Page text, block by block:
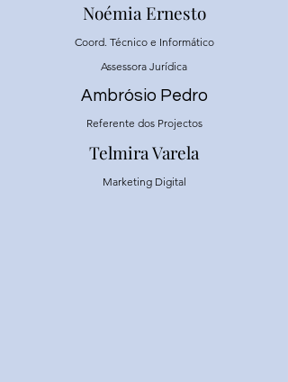
Noémia Ernesto
Coord. Técnico e Informático
Assessora Jurídica
Ambrósio Pedro
Referente dos Projectos
Telmira Varela
Marketing Digital